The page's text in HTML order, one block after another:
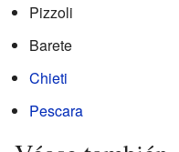
Pizzoli
Barete
Chieti
Pescara